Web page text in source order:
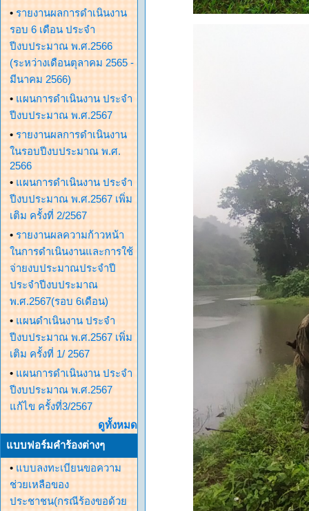
• รายงานผลการดำเนินงาน
รอบ 6 เดือน ประจำ
ปีงบประมาณ พ.ศ.2566
(ระหว่างเดือนตุลาคม 2565 -
มีนาคม 2566)
• แผนการดำเนินงาน ประจำ
ปีงบประมาณ พ.ศ.2567
• รายงานผลการดำเนินงาน
ในรอบปีงบประมาณ พ.ศ.
2566
• แผนการดำเนินงาน ประจำ
ปีงบประมาณ พ.ศ.2567 เพิ่ม
เติม ครั้งที่ 2/2567
• รายงานผลความก้าวหน้า
ในการดำเนินงานและการใช้
จ่ายงบประมาณประจำปี
ประจำปีงบประมาณ
พ.ศ.2567(รอบ 6เดือน)
• แผนดำเนินงาน ประจำ
ปีงบประมาณ พ.ศ.2567 เพิ่ม
เติม ครั้งที่ 1/ 2567
• แผนการดำเนินงาน ประจำ
ปีงบประมาณ พ.ศ.2567
แก้ไข ครั้งที่3/2567
ดูทั้งหมด
แบบฟอร์มคำร้องต่างๆ
• แบบลงทะเบียนขอความ
ช่วยเหลือของ
ประชาชน(กรณีร้องขอด้วย